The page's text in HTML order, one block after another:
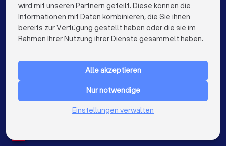
Umzugsunternehmen in München
Umzugsunternehmen in Köln
Umzugsunternehmen in Stuttgart
Umzugsunternehmen in Düsseldorf
Umzugsunternehmen in Dortmund
FÜR PRIVATPERSONEN
Niederlande
wird mit unseren Partnern geteilt. Diese können die
Informationen mit Daten kombinieren, die Sie ihnen
bereits zur Verfügung gestellt haben oder die sie im
Rahmen Ihrer Nutzung ihrer Dienste gesammelt haben.
Alle akzeptieren
Nur notwendige
Einstellungen verwalten